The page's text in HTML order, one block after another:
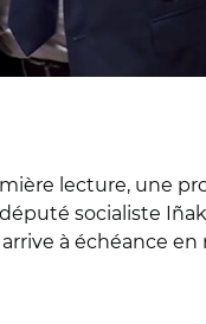
lecture, une
socialiste
à échéance en